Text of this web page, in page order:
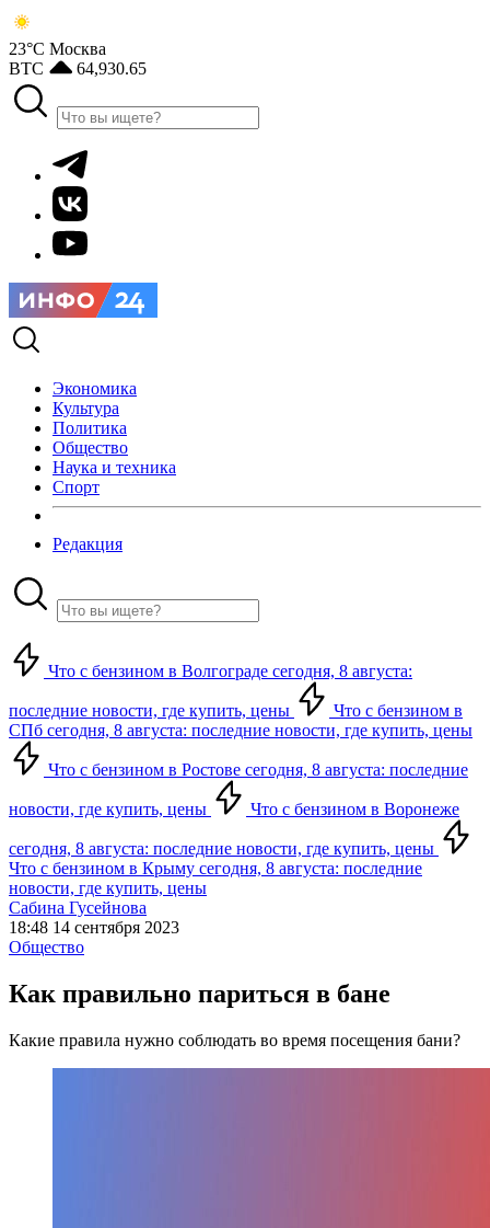
23°С Москва
BTC
64,930.65
Экономика
Культура
Политика
Общество
Наука и техника
Спорт
Редакция
Что с бензином в Волгограде сегодня, 8 августа:
последние новости, где купить, цены
Что с бензином в
СПб сегодня, 8 августа: последние новости, где купить, цены
Что с бензином в Ростове сегодня, 8 августа: последние
новости, где купить, цены Что с бензином в Воронеже
сегодня, 8 августа: последние новости, где купить, цены
Что с бензином в Крыму сегодня, 8 августа: последние
новости, где купить, цены
Сабина Гусейнова
18:48 14 сентября 2023
Общество
Как правильно париться в бане
Какие правила нужно соблюдать во время посещения бани?